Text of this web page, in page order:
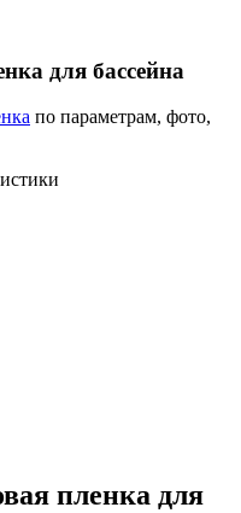
для бассейна
по параметрам, фото,
пленка для